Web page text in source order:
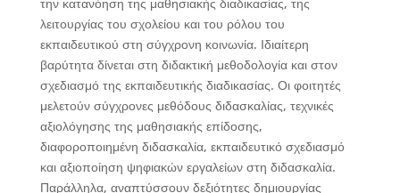
λειτουργίας του σχολείου και του ρόλου του
εκπαιδευτικού στη σύγχρονη κοινωνία. Ιδιαίτερη
βαρύτητα δίνεται στη διδακτική μεθοδολογία και στον
σχεδιασμό της εκπαιδευτικής διαδικασίας. Οι φοιτητές
μελετούν σύγχρονες μεθόδους διδασκαλίας, τεχνικές
αξιολόγησης της μαθησιακής επίδοσης,
διαφοροποιημένη διδασκαλία, εκπαιδευτικό σχεδιασμό
και αξιοποίηση ψηφιακών εργαλείων στη διδασκαλία.
Παράλληλα, αναπτύσσουν δεξιότητες δημιουργίας